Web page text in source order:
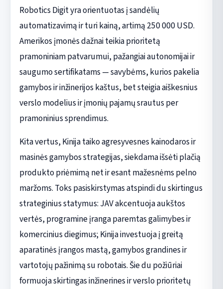
Robotics Digit yra orientuotas į sandėlių
automatizavimą ir turi kainą, artimą 250 000 USD.
Amerikos įmonės dažnai teikia prioritetą
pramoniniam patvarumui, pažangiai autonomijai ir
saugumo sertifikatams — savybėms, kurios pakelia
gamybos ir inžinerijos kaštus, bet steigia aiškesnius
verslo modelius ir įmonių pajamų srautus per
pramoninius sprendimus.
Kita vertus, Kinija taiko agresyvesnes kainodaros ir
masinės gamybos strategijas, siekdama išsėti plačią
produkto priėmimą net ir esant mažesnėms pelno
maržoms. Toks pasiskirstymas atspindi du skirtingus
strateginius statymus: JAV akcentuoja aukštos
vertės, programine įranga paremtas galimybes ir
komercinius diegimus; Kinija investuoja į greitą
aparatinės įrangos mastą, gamybos grandines ir
vartotojų pažinimą su robotais. Šie du požiūriai
formuoja skirtingas inžinerines ir verslo prioritetų